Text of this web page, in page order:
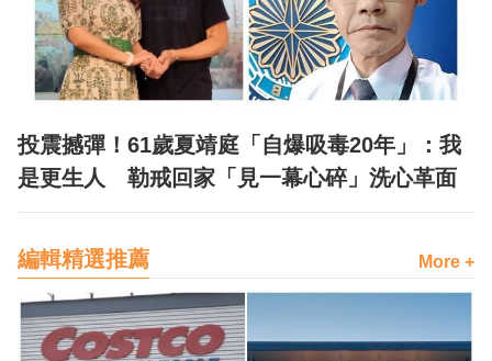
投震撼彈！61歲夏靖庭「自爆吸毒20年」：我
是更生人 勒戒回家「見一幕心碎」洗心革面
編輯精選推薦 More +